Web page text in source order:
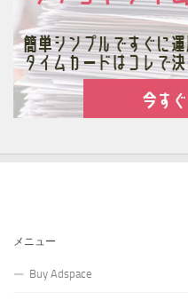
メニュー
Buy Adspace